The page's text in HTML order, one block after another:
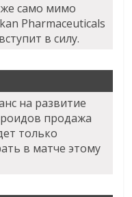
само мимо
Pharmaceuticals
в силу.
на развитие
продажа
только
в матче этому